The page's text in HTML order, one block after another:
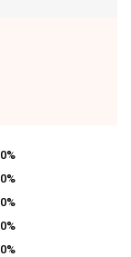
0%
0%
0%
0%
0%